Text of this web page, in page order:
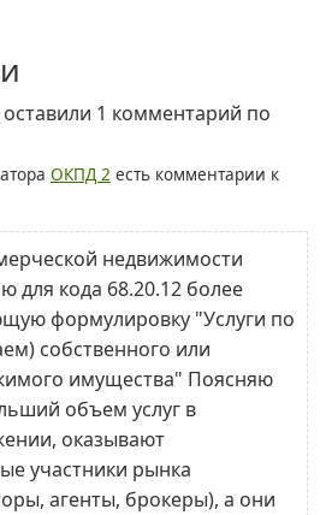
1 комментарий по
ОКПД 2 есть комментарии к
недвижимости
для кода 68.20.12 более
формулировку "Услуги по
собственного или
имущества" Поясняю
объем услуг в
оказывают
участники рынка
агенты, брокеры), а они